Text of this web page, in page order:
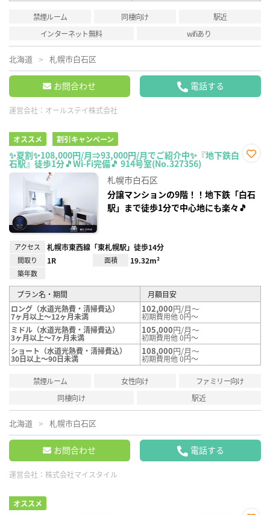
禁煙ルーム 同棲向け
駅近
インターネット無料
wifiあり
北海道 札幌市白石区
お問合わせ 電話する
運営会社： オールステイ株式会社
オススメ 割引キャンペーン
✨夏割✨108,000円/月⇒93,000円/月でご紹介中✨『地下鉄白
石駅』徒歩1分🎵Wi-Fi完備🎵 914号室(No.327356)
録
札幌市白石区
分譲マンションの9階！！地下鉄「白石
駅」まで徒歩1分で中心地にも楽々🎵
アクセス 札幌市東西線「東札幌駅」徒歩14分
間取り 1R 面積 19.32m²
築年数
プラン名・期間
月額目安
ロング（水道光熱費・清掃費込）
7ヶ月以上～12ヶ月未満
102,000円/月～
初期費用他 0円～
ミドル（水道光熱費・清掃費込）
3ヶ月以上～7ヶ月未満
105,000円/月～
初期費用他 0円～
ショート（水道光熱費・清掃費込）
30日以上～90日未満
108,000円/月～
初期費用他 0円～
禁煙ルーム 女性向け
ファミリー向け
同棲向け
駅近
北海道 札幌市白石区
お問合わせ 電話する
運営会社： 株式会社マイスタイル
オススメ